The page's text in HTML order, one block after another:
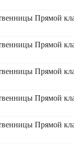
Прямой
Прямой
Прямой
Прямой
Прямой